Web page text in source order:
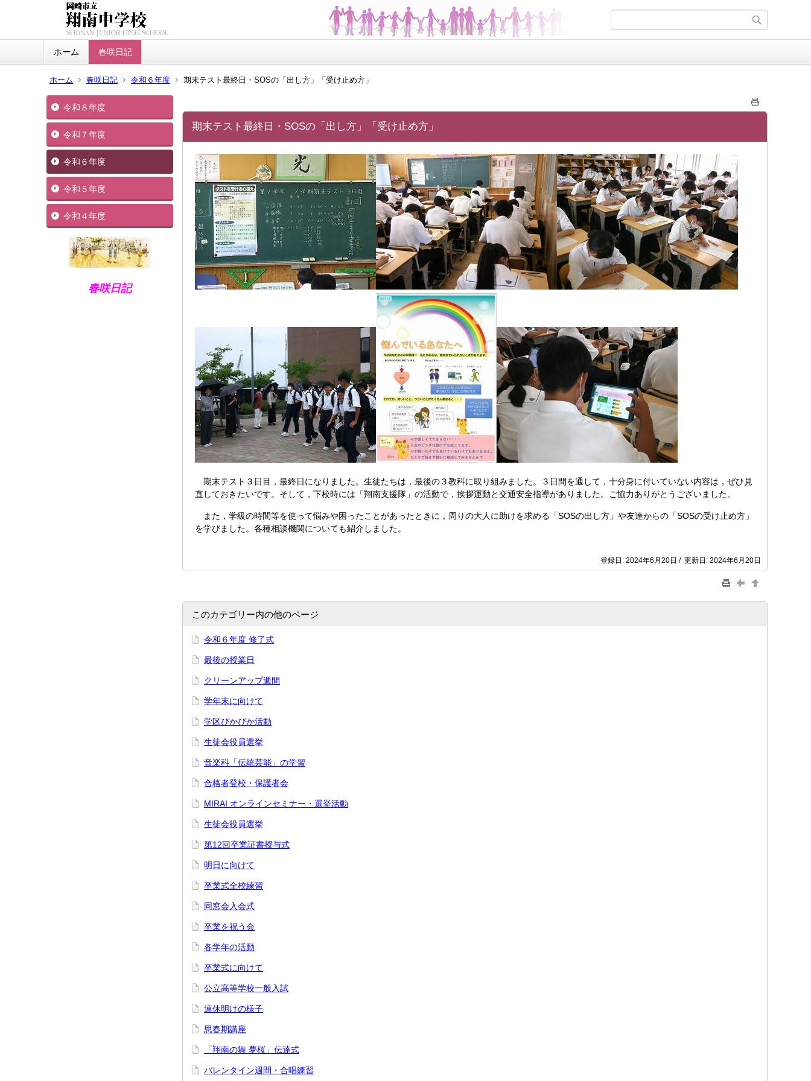
ホーム 春咲日記
ホーム 春咲日記 令和６年度 期末テスト最終日・SOSの「出し方」「受け止め方」
令和８年度
令和７年度
令和６年度
令和５年度
令和４年度
春咲日記
期末テスト最終日・SOSの「出し方」「受け止め方」
期末テスト３日目，最終日になりました。生徒たちは，最後の３教科に取り組みました。３日間を通して，十分身に付いていない内容は，ぜひ見
直しておきたいです。そして，下校時には「翔南支援隊」の活動で，挨拶運動と交通安全指導がありました。ご協力ありがとうございました。
また，学級の時間等を使って悩みや困ったことがあったときに，周りの大人に助けを求める「SOSの出し方」や友達からの「SOSの受け止め方」
を学びました。各種相談機関についても紹介しました。
登録日: 2024年6月20日 / 更新日: 2024年6月20日
このカテゴリー内の他のページ
令和６年度 修了式
最後の授業日
クリーンアップ週間
学年末に向けて
学区ぴかぴか活動
生徒会役員選挙
音楽科「伝統芸能」の学習
合格者登校・保護者会
MIRAI オンラインセミナー・選挙活動
生徒会役員選挙
第12回卒業証書授与式
明日に向けて
卒業式全校練習
同窓会入会式
卒業を祝う会
各学年の活動
卒業式に向けて
公立高等学校一般入試
連休明けの様子
思春期講座
「翔南の舞 夢桜」伝達式
バレンタイン週間・合唱練習